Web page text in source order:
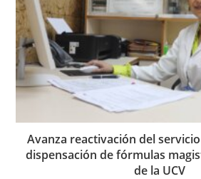
Avanza reactivación del
dispensación de fórmulas
de la UCV